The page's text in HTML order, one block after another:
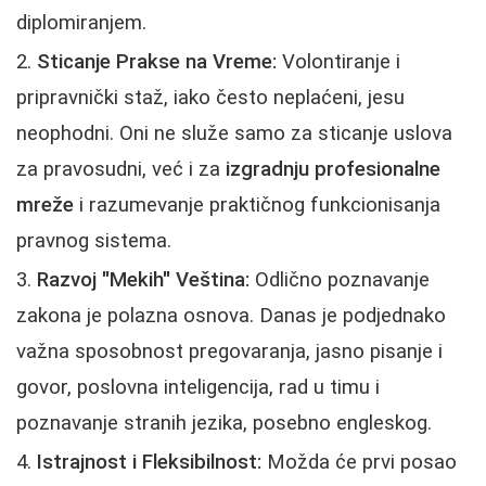
diplomiranjem.
Sticanje Prakse na Vreme: Volontiranje i
pripravnički staž, iako često neplaćeni, jesu
neophodni. Oni ne služe samo za sticanje uslova
za pravosudni, već i za izgradnju profesionalne
mreže i razumevanje praktičnog funkcionisanja
pravnog sistema.
Razvoj "Mekih" Veština: Odlično poznavanje
zakona je polazna osnova. Danas je podjednako
važna sposobnost pregovaranja, jasno pisanje i
govor, poslovna inteligencija, rad u timu i
poznavanje stranih jezika, posebno engleskog.
Istrajnost i Fleksibilnost: Možda će prvi posao